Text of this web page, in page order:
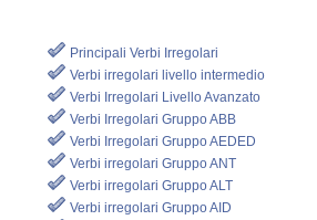
Principali Verbi Irregolari
Verbi irregolari livello intermedio
Verbi Irregolari Livello Avanzato
Verbi Irregolari Gruppo ABB
Verbi Irregolari Gruppo AEDED
Verbi irregolari Gruppo ANT
Verbi irregolari Gruppo ALT
Verbi irregolari Gruppo AID